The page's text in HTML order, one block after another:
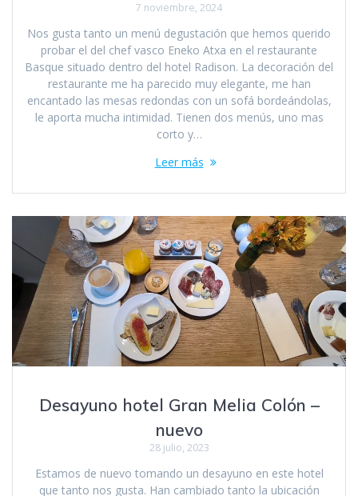
7 noviembre, 2024
Nos gusta tanto un menú degustación que hemos querido
probar el del chef vasco Eneko Atxa en el restaurante
Basque situado dentro del hotel Radison. La decoración del
restaurante me ha parecido muy elegante, me han
encantado las mesas redondas con un sofá bordeándolas,
le aporta mucha intimidad. Tienen dos menús, uno mas
corto y…
Leer más
Desayuno hotel Gran Melia Colón –
nuevo
28 julio, 2023
Estamos de nuevo tomando un desayuno en este hotel
que tanto nos gusta. Han cambiado tanto la ubicación